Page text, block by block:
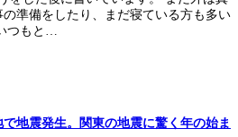
準備をしたり、まだ寝ている方も多い
つもと…
地震発生。関東の地震に驚く年の始ま